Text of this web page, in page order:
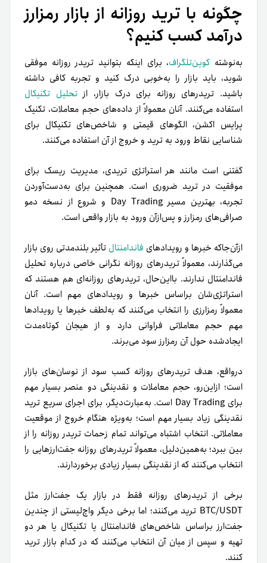
چگونه با ترید روزانه از بازار رمزارز
درآمد کسب کنیم؟
به‌نوشته کوین‌تلگراف، برای اینکه بتوانید تریدر روزانه موفقی
شوید، باید بازار را به‌خوبی درک کنید و تجربه کافی داشته
باشید. تریدرهای روزانه برای درک بازار، ازتحلیل تکنیکال
استفاده می‌کنند. آنان معمولاً از داده‌های حجم معاملات، تکنیک
پرایس اکشن، الگوهای قیمتی و شاخص‌های تکنیکال برای
شناسایی نقاط ورود به ترید و خروج از آن استفاده می‌کنند.
گفتنی است مانند هر استراتژی تریدی، مدیریت ریسک برای
موفقیت در ترید ضروری‌ است. همچنین برای به‌دست‌آوردن
تجربه، بهترین مسیر Day Trading و شروع از نسخه دمو
صرافی‌های رمزارز و پس‌از‌آن ورود به بازار واقعی است.
از‌آن‌جاکه خبرها و رویدادهای فاندامنتال تأثیر بلندمدتی روی بازار
می‌گذارند، معمولاً تریدرهای روزانه نگرانی خاصی درباره تحلیل
فاندامنتال ندارند. بااین‌حال، تریدرهای روزانه‌ای هم هستند که
استراتژی‌شان براساس خبرها و رویدادهای مهم است. آنان
معمولاً رمزارزی را انتخاب می‌کنند که به‌لطف خبرها یا رویدادها
مهم حجم معاملاتی فراوانی دارد و از هیجان کوتاه‌مدت
ایجادشده حول آن رمزارز سود می‌برند.
درواقع، هدف تریدرهای روزانه کسب سود از نوسان‌های بازار
است؛ ازاین‌رو، حجم معاملات و نقدینگی دو عنصر بسیار مهم
برای Day Trading است. به‌عبارت‌دیگر، برای اجرای سریع ترید
نقدینگی زیاد بسیار مهم است؛ به‌ویژه هنگام خروج از موقعیت
معاملاتی. انتخاب اشتباه می‌تواند تمام زحمات تریدر روزانه را از
بین ببرد؛ به‌همین‌دلیل، معمولاً تریدرهای روزانه جفت‌ارزهایی را
انتخاب می‌کنند که از نقدینگی بسیار زیادی برخوردارند.
برخی از تریدرهای روزانه فقط در بازار یک جفت‌ارز مثل
BTC/USDT ترید می‌کنند؛ اما برخی دیگر واچ‌لیستی از چندین
جفت‌ارز بر‌اساس شاخص‌های فاندامنتال یا تکنیکال یا هر دو
تهیه و سپس از میان آن‌ انتخاب می‌کنند که در کدام بازار ترید
کنند.